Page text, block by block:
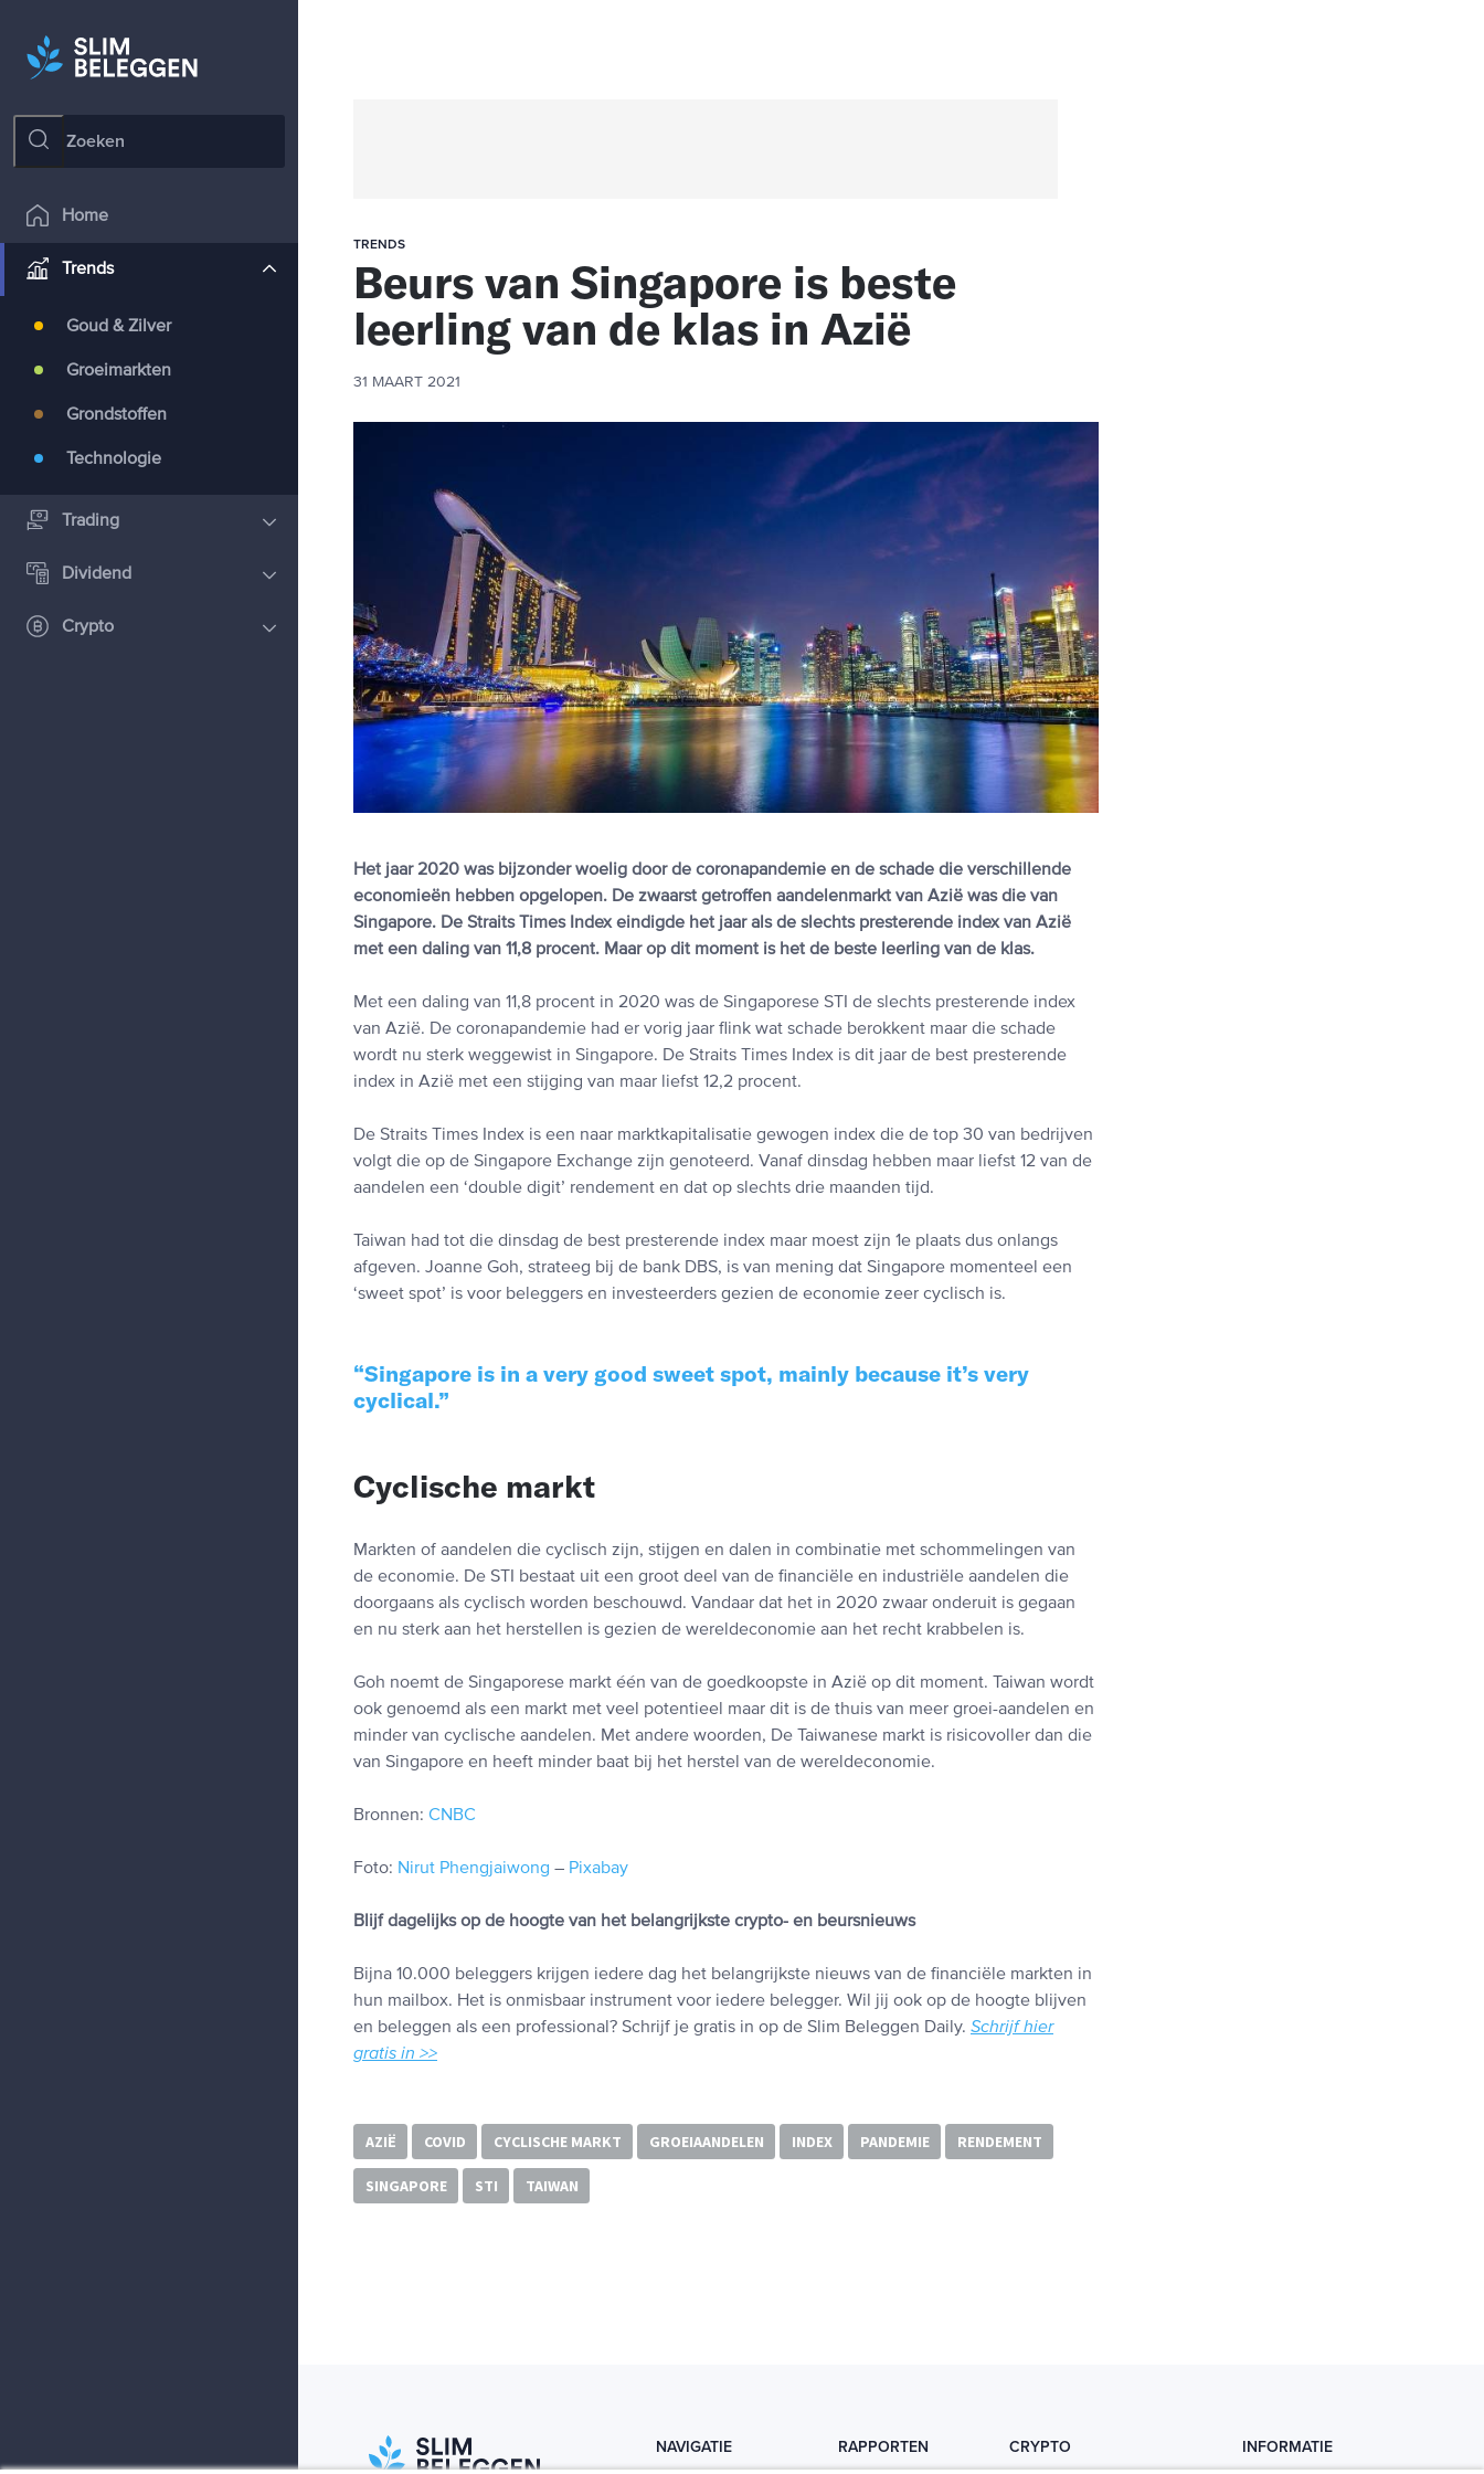
Home
Trends
Goud & Zilver
Groeimarkten
Grondstoffen
Technologie
Trading
Dividend
Crypto
TRENDS
Beurs van Singapore is beste
leerling van de klas in Azië
31 MAART 2021
Het jaar 2020 was bijzonder woelig door de coronapandemie en de schade die verschillende
economieën hebben opgelopen. De zwaarst getroffen aandelenmarkt van Azië was die van
Singapore. De Straits Times Index eindigde het jaar als de slechts presterende index van Azië
met een daling van 11,8 procent. Maar op dit moment is het de beste leerling van de klas.
Met een daling van 11,8 procent in 2020 was de Singaporese STI de slechts presterende index
van Azië. De coronapandemie had er vorig jaar flink wat schade berokkent maar die schade
wordt nu sterk weggewist in Singapore. De Straits Times Index is dit jaar de best presterende
index in Azië met een stijging van maar liefst 12,2 procent.
De Straits Times Index is een naar marktkapitalisatie gewogen index die de top 30 van bedrijven
volgt die op de Singapore Exchange zijn genoteerd. Vanaf dinsdag hebben maar liefst 12 van de
aandelen een ‘double digit’ rendement en dat op slechts drie maanden tijd.
Taiwan had tot die dinsdag de best presterende index maar moest zijn 1e plaats dus onlangs
afgeven. Joanne Goh, strateeg bij de bank DBS, is van mening dat Singapore momenteel een
‘sweet spot’ is voor beleggers en investeerders gezien de economie zeer cyclisch is.
Singapore is in a very good sweet spot, mainly because it’s very
cyclical.
Cyclische markt
Markten of aandelen die cyclisch zijn, stijgen en dalen in combinatie met schommelingen van
de economie. De STI bestaat uit een groot deel van de financiële en industriële aandelen die
doorgaans als cyclisch worden beschouwd. Vandaar dat het in 2020 zwaar onderuit is gegaan
en nu sterk aan het herstellen is gezien de wereldeconomie aan het recht krabbelen is.
Goh noemt de Singaporese markt één van de goedkoopste in Azië op dit moment. Taiwan wordt
ook genoemd als een markt met veel potentieel maar dit is de thuis van meer groei-aandelen en
minder van cyclische aandelen. Met andere woorden, De Taiwanese markt is risicovoller dan die
van Singapore en heeft minder baat bij het herstel van de wereldeconomie.
Bronnen: CNBC
Foto: Nirut Phengjaiwong – Pixabay
Blijf dagelijks op de hoogte van het belangrijkste crypto- en beursnieuws
Bijna 10.000 beleggers krijgen iedere dag het belangrijkste nieuws van de financiële markten in
hun mailbox. Het is onmisbaar instrument voor iedere belegger. Wil jij ook op de hoogte blijven
en beleggen als een professional? Schrijf je gratis in op de Slim Beleggen Daily. Schrijf hier
gratis in >>
AZIË COVID CYCLISCHE MARKT GROEIAANDELEN INDEX PANDEMIE RENDEMENT
SINGAPORE STI TAIWAN
NAVIGATIE RAPPORTEN CRYPTO INFORMATIE